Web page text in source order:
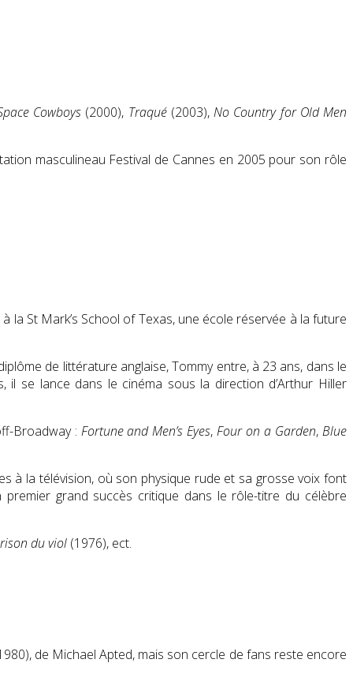
Cowboys (2000), Traqué (2003),No Country for Old Men
masculineau Festival de Cannes en 2005 pour son rôle
la St Mark’s School of Texas, une école réservée à la future
de littérature anglaise, Tommy entre, à 23 ans, dans le
se lance dans le cinéma sous la direction d’Arthur Hiller
Broadway : Fortune and Men’s Eyes,Four on a Garden,Blue
à la télévision, où son physique rude et sa grosse voix font
grand succès critique dans le rôle-titre du célèbre
du viol (1976), ect.
de Michael Apted, mais son cercle de fans reste encore